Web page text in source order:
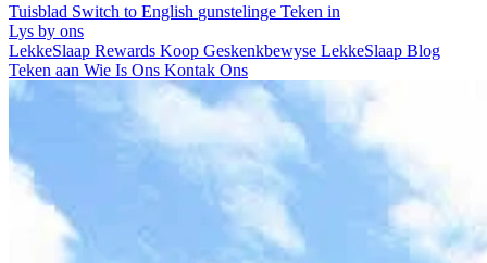
Tuisblad Switch to English gunstelinge Teken in
Lys by ons
LekkeSlaap Rewards Koop Geskenkbewyse LekkeSlaap Blog
Teken aan Wie Is Ons Kontak Ons